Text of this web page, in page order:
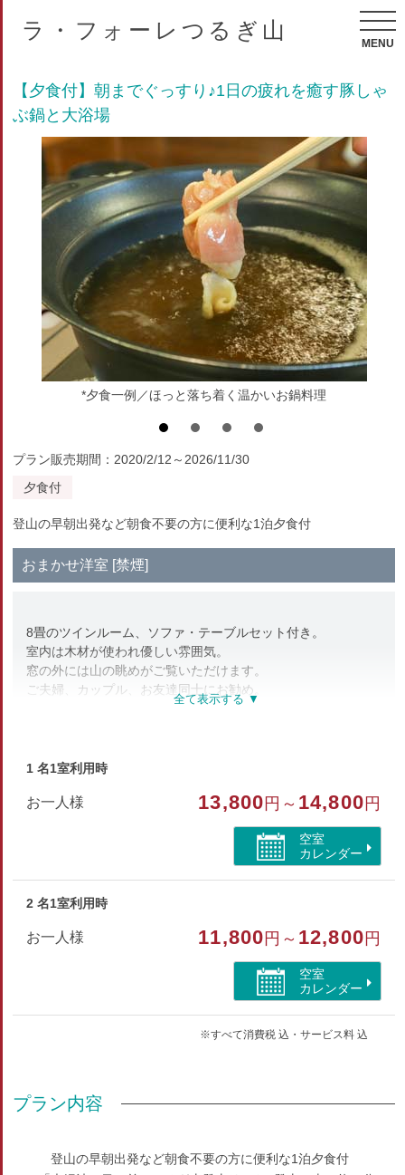
ラ・フォーレつるぎ山
MENU
【夕食付】朝までぐっすり♪1日の疲れを癒す豚しゃ
ぶ鍋と大浴場
*夕食一例／ほっと落ち着く温かいお鍋料理
プラン販売期間：2020/2/12～2026/11/30
夕食付
登山の早朝出発など朝食不要の方に便利な1泊夕食付
おまかせ洋室 [禁煙]
8畳のツインルーム、ソファ・テーブルセット付き。
室内は木材が使われ優しい雰囲気。
窓の外には山の眺めがご覧いただけます。
ご夫婦、カップル、お友達同士にお勧め。
ハンガー/湯沸しポット/スリッパ/浴衣/タオル
※お風呂は大浴場をご利用ください
部屋種別
洋室（ツイン）
部屋特徴
トイレ/禁煙/インターネットができる部屋
1 名1室利用時
お一人様 13,800 円～ 14,800 円
空室
カレンダー
2 名1室利用時
お一人様 11,800 円～ 12,800 円
空室
カレンダー
※すべて消費税 込・サービス料 込
プラン内容
登山の早朝出発など朝食不要の方に便利な1泊夕食付